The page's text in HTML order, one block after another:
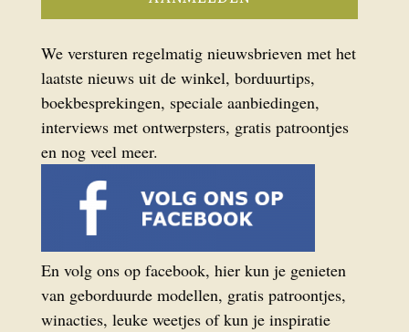
We versturen regelmatig nieuwsbrieven met het
laatste nieuws uit de winkel, borduurtips,
boekbesprekingen, speciale aanbiedingen,
interviews met ontwerpsters, gratis patroontjes
en nog veel meer.
En volg ons op facebook, hier kun je genieten
van geborduurde modellen, gratis patroontjes,
winacties, leuke weetjes of kun je inspiratie